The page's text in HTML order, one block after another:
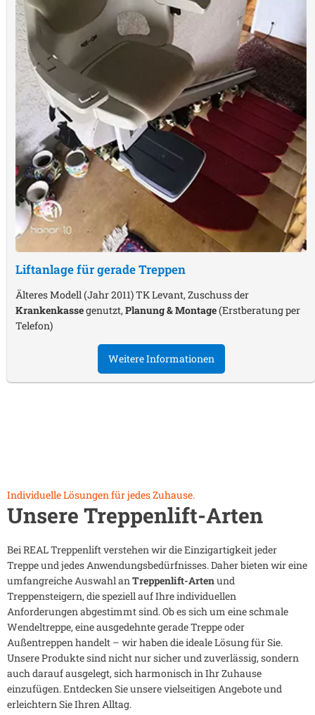
Liftanlage für gerade Treppen
Älteres Modell (Jahr 2011) TK Levant, Zuschuss der
Krankenkassegenutzt,Planung & Montage(Erstberatung per
Telefon)
Weitere Informationen
Individuelle Lösungen für jedes Zuhause.
Unsere Treppenlift-Arten
Bei REAL Treppenlift verstehen wir die Einzigartigkeit jeder
Treppe und jedes Anwendungsbedürfnisses. Daher bieten wir eine
umfangreiche Auswahl anTreppenlift-Artenund
Treppensteigern, die speziell auf Ihre individuellen
Anforderungen abgestimmt sind. Ob es sich um eine schmale
Wendeltreppe, eine ausgedehnte gerade Treppe oder
Außentreppen handelt – wir haben die ideale Lösung für Sie.
Unsere Produkte sind nicht nur sicher und zuverlässig, sondern
auch darauf ausgelegt, sich harmonisch in Ihr Zuhause
einzufügen. Entdecken Sie unsere vielseitigen Angebote und
erleichtern Sie Ihren Alltag.